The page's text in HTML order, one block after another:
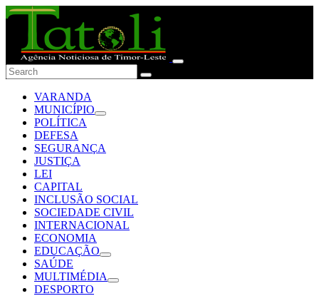
VARANDA
MUNICÍPIO
POLÍTICA
DEFESA
SEGURANÇA
JUSTIÇA
LEI
CAPITAL
INCLUSÃO SOCIAL
SOCIEDADE CIVIL
INTERNACIONAL
ECONOMIA
EDUCAÇÃO
SAÚDE
MULTIMÉDIA
DESPORTO